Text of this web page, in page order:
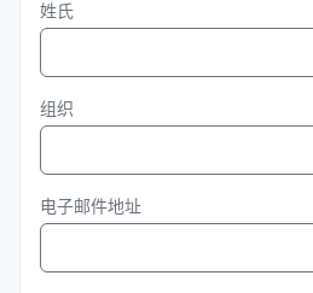
姓氏
组织
电子邮件地址